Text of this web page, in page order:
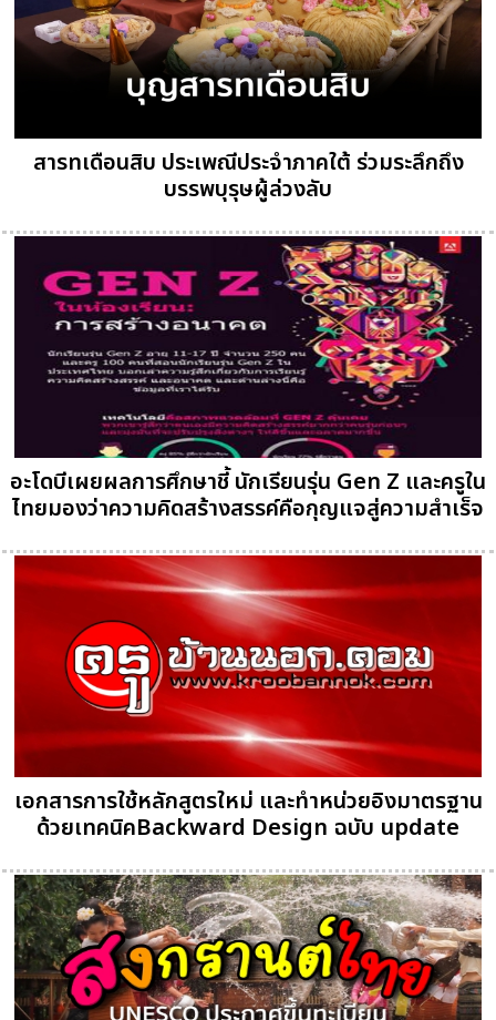
สารทเดือนสิบ ประเพณีประจำภาคใต้ ร่วมระลึกถึง
บรรพบุรุษผู้ล่วงลับ
อะโดบีเผยผลการศึกษาชี้ นักเรียนรุ่น Gen Z และครูใน
ไทยมองว่าความคิดสร้างสรรค์คือกุญแจสู่ความสำเร็จ
เอกสารการใช้หลักสูตรใหม่ และทำหน่วยอิงมาตรฐาน